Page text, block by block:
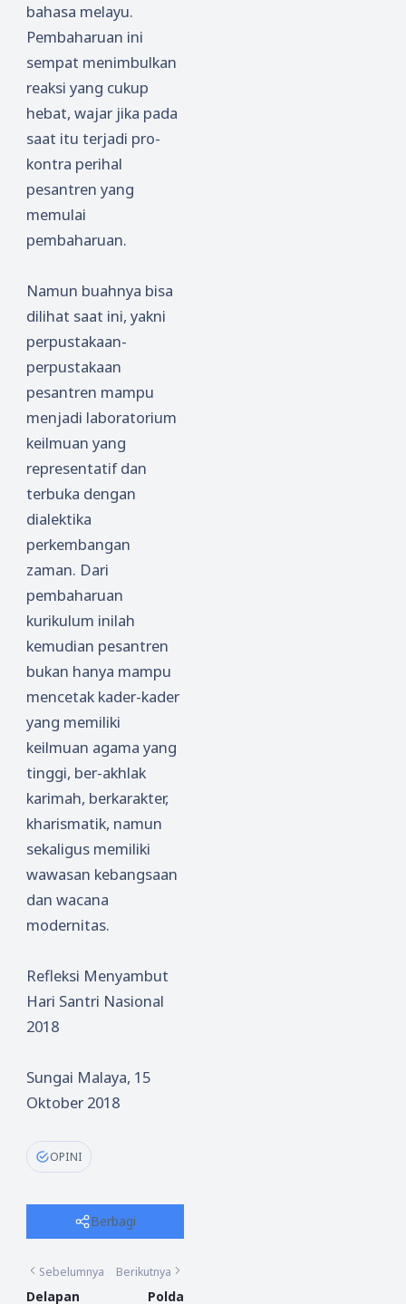
bahasa melayu.
Pembaharuan ini
sempat menimbulkan
reaksi yang cukup
hebat, wajar jika pada
saat itu terjadi pro-
kontra perihal
pesantren yang
memulai
pembaharuan.
Namun buahnya bisa
dilihat saat ini, yakni
perpustakaan-
perpustakaan
pesantren mampu
menjadi laboratorium
keilmuan yang
representatif dan
terbuka dengan
dialektika
perkembangan
zaman. Dari
pembaharuan
kurikulum inilah
kemudian pesantren
bukan hanya mampu
mencetak kader-kader
yang memiliki
keilmuan agama yang
tinggi, ber-akhlak
karimah, berkarakter,
kharismatik, namun
sekaligus memiliki
wawasan kebangsaan
dan wacana
modernitas.
Refleksi Menyambut
Hari Santri Nasional
2018
Sungai Malaya, 15
Oktober 2018
OPINI
Berbagi
Sebelumnya
Delapan
Berikutnya
Polda